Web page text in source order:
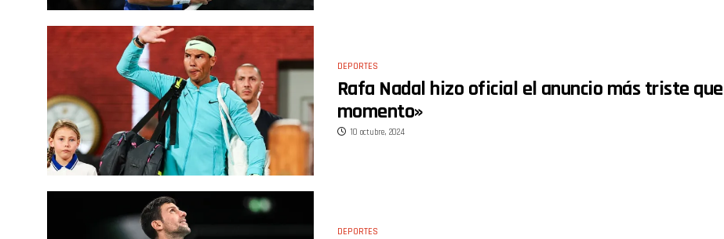
DEPORTES
Rafa Nadal hizo oficial el anuncio más triste
momento»
10 octubre, 2024
DEPORTES